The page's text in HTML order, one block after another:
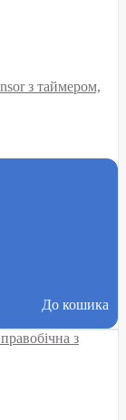
з таймером,
До кошика